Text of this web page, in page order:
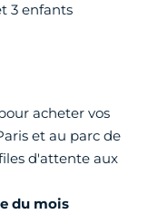
3 enfants
acheter vos
et au parc de
d'attente aux
du mois